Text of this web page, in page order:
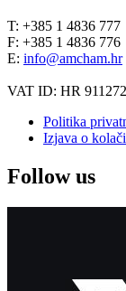
T: +385 1 4836 777
F: +385 1 4836 776
E: info@amcham.hr
VAT ID: HR
Politika
Izjava o
Follow us